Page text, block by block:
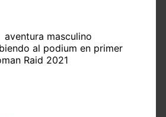
masculino
al podium en primer
Raid 2021